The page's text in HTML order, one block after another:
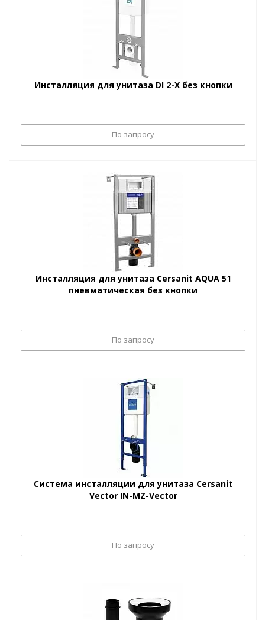
Инсталляция для унитаза DI 2-X без кнопки
По запросу
Инсталляция для унитаза Cersanit AQUA 51
пневматическая без кнопки
По запросу
Система инсталляции для унитаза Cersanit
Vector IN-MZ-Vector
По запросу